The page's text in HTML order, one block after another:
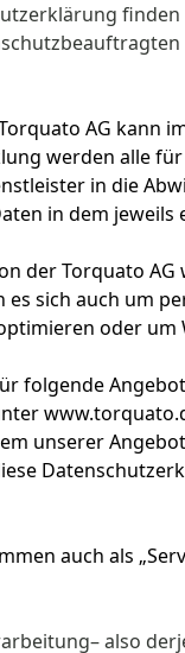
AG kann
werden alle
in die
in dem
der Torquato
es sich auch um
oder
folgende
unserer
auch als
also